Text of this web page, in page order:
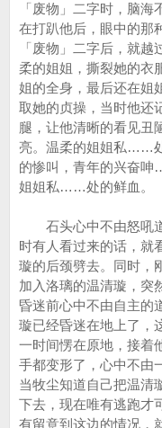
「废物」二字时，脑
在打趴他后，眼中的那
「废物」二字后，就
柔的姐姐，撕裂她的衣
姐的全身，最后还在姐
取她的贞操，当时他还
腿，让他清晰的看见丑
亮。温柔的姐姐私……
的惨叫，青年的兴奋
姐姐私……处的鲜血。
石头心中不由怒吼道
时有人看过来的话，就
璇的后颈劈去。同时，
加入洛璃的温清璇，突
昏迷前心中不由自主的
璇已经昏迷在地上了，
一时间愣在原地，接着
手都变形了，心中不由
当牧尘知道自己把温
下去，现在唯有逃跑才
有留意到这边的情况，